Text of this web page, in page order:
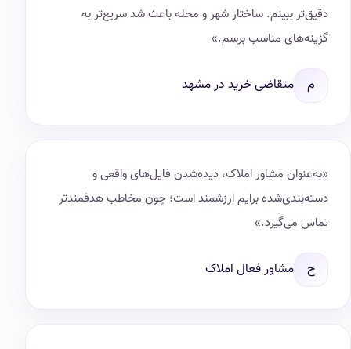
دقیق‌تر ببینم. ساختار شهر و محله باعث شد سریع‌تر به
گزینه‌های مناسب برسم.»
م متقاضی خرید در مشهد
«به‌عنوان مشاور املاک، دیده‌شدن فایل‌های واقعی و
دسته‌بندی‌شده برایم ارزشمند است؛ چون مخاطب هدفمندتر
تماس می‌گیرد.»
ح مشاور فعال املاک